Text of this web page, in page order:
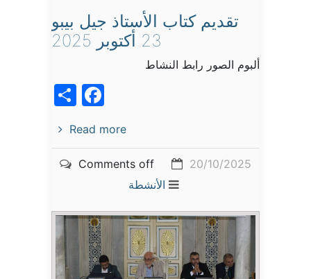
تقديم كتاب الأستاذ جيل بيبو
23 أكتوبر 2025
ألبوم الصور رابط النشاط
Read more
20/10/2025
Comments off
الأنشطة